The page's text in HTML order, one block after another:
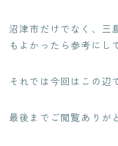
沼津市だけでなく、三
もよかったら参考にし
それでは今回はこの辺
最後までご閲覧ありが